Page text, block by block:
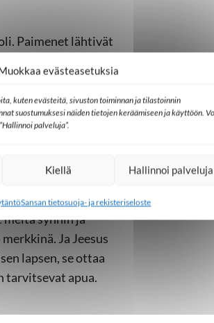
evästeasetuksia
kuten evästeitä, sivuston toiminnan ja tilastoinnin
suostumuksesi näiden tietojen keräämiseen ja käyttöön.
palveluja”.
Kiellä Hallinnoi palveluja
Sansan tietosuoja- ja rekisteriseloste
Paimenet lähtivät
he kertoivat, mitä
Samalla
ja epävarmuutta.
uutinen. Uutisen on
vääristelemättä,
meitä synnin ja
Ja Jeesus
lapsen, se ottaa
tarvitsevat apua.